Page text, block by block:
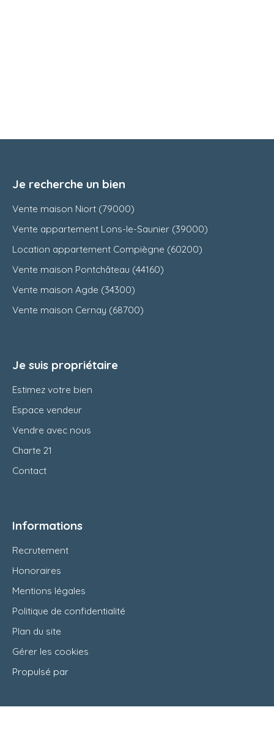
Je recherche un bien
Vente maison Niort (79000)
Vente appartement Lons-le-Saunier (39000)
Location appartement Compiègne (60200)
Vente maison Pontchâteau (44160)
Vente maison Agde (34300)
Vente maison Cernay (68700)
Je suis propriétaire
Estimez votre bien
Espace vendeur
Vendre avec nous
Charte 21
Contact
Informations
Recrutement
Honoraires
Mentions légales
Politique de confidentialité
Plan du site
Gérer les cookies
Propulsé par